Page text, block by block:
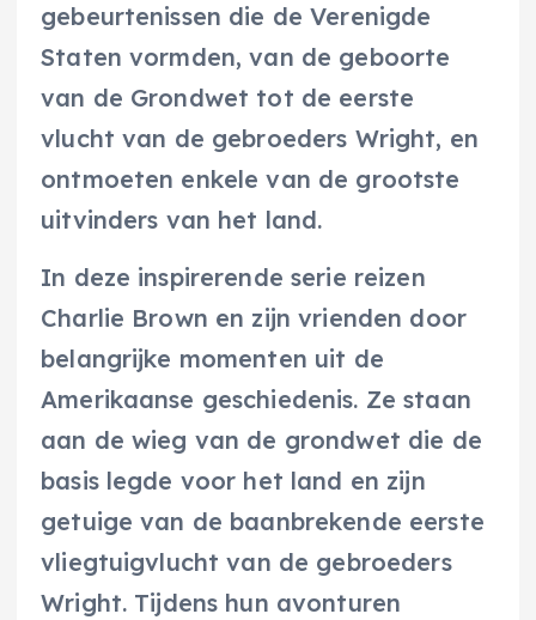
gebeurtenissen die de Verenigde
Staten vormden, van de geboorte
van de Grondwet tot de eerste
vlucht van de gebroeders Wright, en
ontmoeten enkele van de grootste
uitvinders van het land.
In deze inspirerende serie reizen
Charlie Brown en zijn vrienden door
belangrijke momenten uit de
Amerikaanse geschiedenis. Ze staan
aan de wieg van de grondwet die de
basis legde voor het land en zijn
getuige van de baanbrekende eerste
vliegtuigvlucht van de gebroeders
Wright. Tijdens hun avonturen